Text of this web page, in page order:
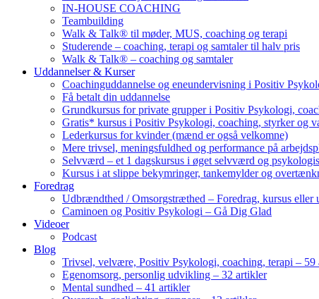
IN-HOUSE COACHING
Teambuilding
Walk & Talk® til møder, MUS, coaching og terapi
Studerende – coaching, terapi og samtaler til halv pris
Walk & Talk® – coaching og samtaler
Uddannelser & Kurser
Coachinguddannelse og eneundervisning i Positiv
Få betalt din uddannelse
Grundkursus for private grupper i Positiv Psykologi,
Gratis* kursus i Positiv Psykologi, coaching, styrker og
Lederkursus for kvinder (mænd er også velkomne)
Mere trivsel, meningsfuldhed og performance på
Selvværd – et 1 dagskursus i øget selvværd og
Kursus i at slippe bekymringer, tankemylder og
Foredrag
Udbrændthed / Omsorgstræthed – Foredrag, kursus eller
Caminoen og Positiv Psykologi – Gå Dig Glad
Videoer
Podcast
Blog
Trivsel, velvære, Positiv Psykologi, coaching, terapi – 59
Egenomsorg, personlig udvikling – 32 artikler
Mental sundhed – 41 artikler